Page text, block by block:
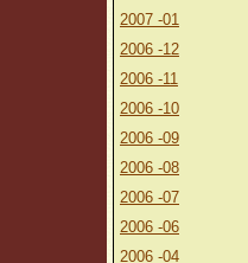
2007 -01
2006 -12
2006 -11
2006 -10
2006 -09
2006 -08
2006 -07
2006 -06
2006 -04